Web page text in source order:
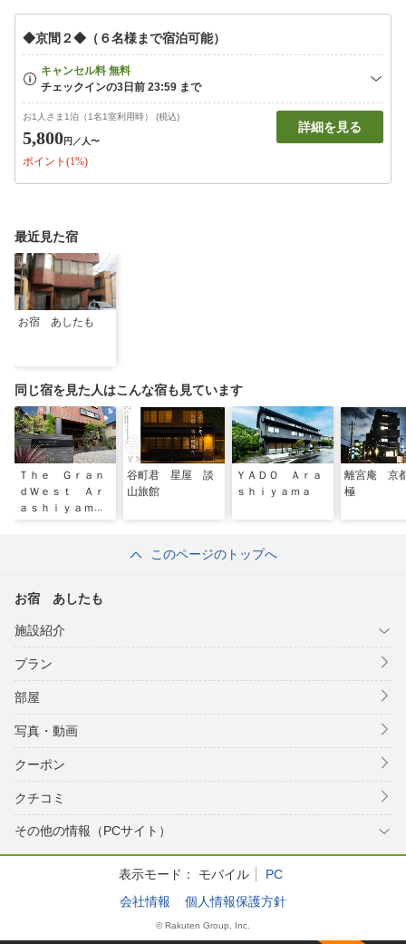
◆京間２◆（６名様まで宿泊可能）
お1人さま1泊（1名1室利用時） (税込)
5,800円 ／人〜
ポイント(1%)
詳細を見る
最近見た宿
お宿 あしたも
同じ宿を見た人はこんな宿も見ています
Ｔｈｅ Ｇｒａｎ
ｄＷｅｓｔ Ａｒ
ａｓｈｉｙａｍａ
谷町君 星屋 談
山旅館
ＹＡＤＯ Ａｒａ
ｓｈｉｙａｍａ
離宮庵 京
極
このページのトップへ
お宿 あしたも
施設紹介
プラン
部屋
写真・動画
クーポン
クチコミ
その他の情報（PCサイト）
表示モード： モバイル
PC
会社情報
個人情報保護方針
© Rakuten Group, Inc.